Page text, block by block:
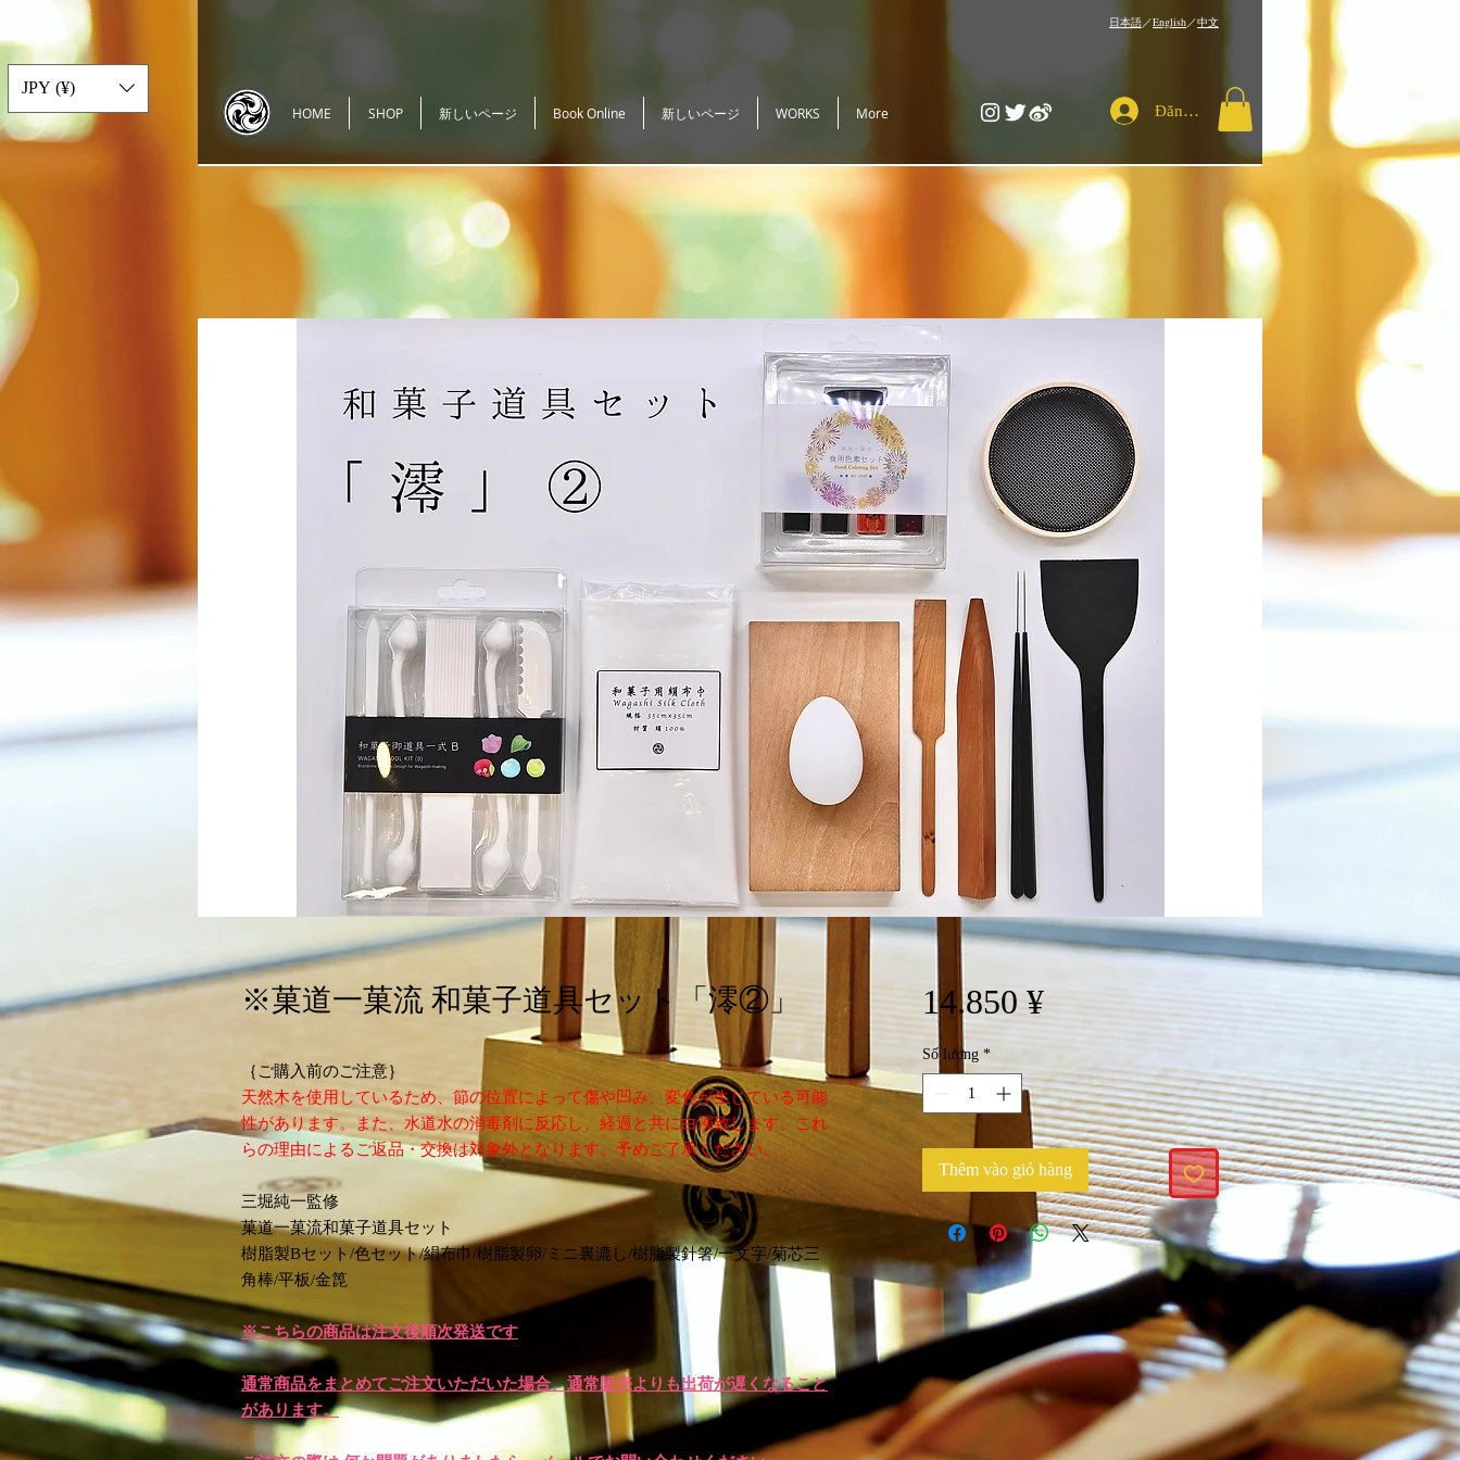
​日本語／English／中文
HOME SHOP 新しいページ Book Online 新しいページ WORKS More Đăng nhập
※菓道一菓流 和菓子道具セット「澪②」
｛ご購入前のご注意｝
天然木を使用しているため、節の位置によって傷や凹み、変色が生じている可能
性があります。また、水道水の消毒剤に反応し、経過と共に白濁致します。これ
らの理由によるご返品・交換は対象外となります。予めご了承ください。
三堀純一監修
菓道一菓流和菓子道具セット
樹脂製Bセット/色セット/絹布巾/樹脂製卵/ミニ裏漉し/樹脂製針箸/一文字/菊芯三
角棒/平板/金箆
※こちらの商品は注文後順次発送です
通常商品をまとめてご注文いただいた場合、通常販売よりも出荷が遅くなること
があります。
14.850 ¥Giá
Số lượng *
Thêm vào giỏ hàng
JPY (¥)